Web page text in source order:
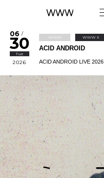
06 /
30
Tue
2026
WWW WWW X
ACID ANDROID
ACID ANDROID LIVE 2026